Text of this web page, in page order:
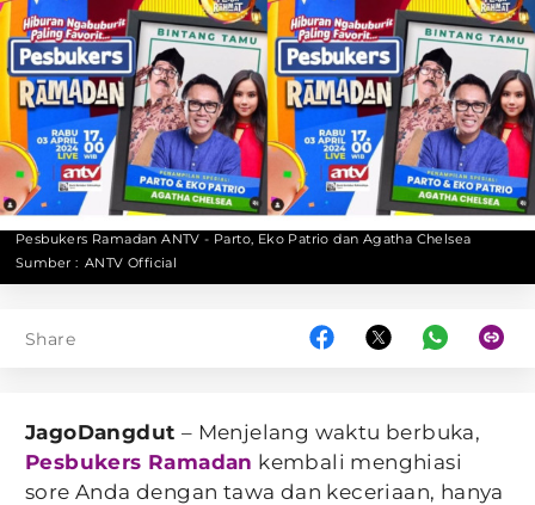
Pesbukers Ramadan ANTV - Parto, Eko Patrio dan Agatha Chelsea
Sumber : ANTV Official
Share
JagoDangdut – Menjelang waktu berbuka,
Pesbukers Ramadan kembali menghiasi
sore Anda dengan tawa dan keceriaan, hanya